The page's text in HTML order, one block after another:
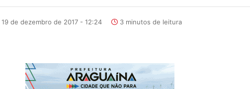
19 de dezembro de 2017 - 12:24 3 minutos de leitura